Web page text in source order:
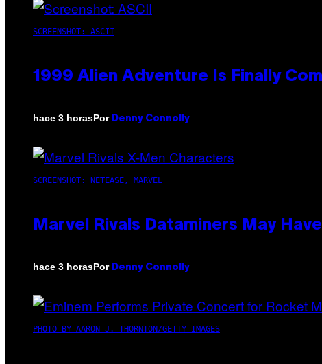
SCREENSHOT: ASCII
1999 Alien Adventure Is Finally
hace 3 horasPor Denny Connolly
SCREENSHOT: NETEASE, MARVEL
Marvel Rivals Dataminers May
hace 3 horasPor Denny Connolly
PHOTO BY AARON J. THORNTON/GETTY IMAGES